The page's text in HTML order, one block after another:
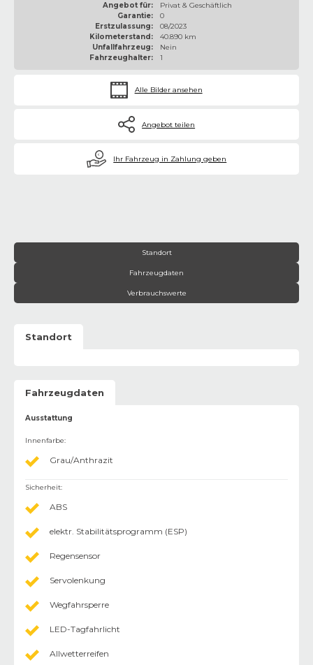
Angebot für:
Privat & Geschäftlich
Garantie:
0
Erstzulassung:
08/2023
Kilometerstand:
40.890 km
Unfallfahrzeug:
Nein
Fahrzeughalter:
1
Alle Bilder ansehen
Angebot teilen
€ Ihr Fahrzeug in Zahlung geben
Standort
Fahrzeugdaten
Verbrauchswerte
Standort
Fahrzeugdaten
Ausstattung
Innenfarbe:
Grau/Anthrazit
Sicherheit:
ABS
elektr. Stabilitätsprogramm (ESP)
Regensensor
Servolenkung
Wegfahrsperre
LED-Tagfahrlicht
Allwetterreifen